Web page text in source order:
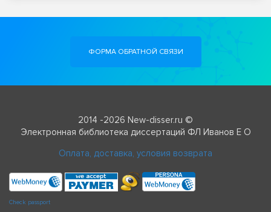
ФОРМА ОБРАТНОЙ СВЯЗИ
2014 -2026 New-disser.ru ©
Электронная библиотека диссертаций ФЛ Иванов Е О
Оплата, доставка, условия возврата
Check passport